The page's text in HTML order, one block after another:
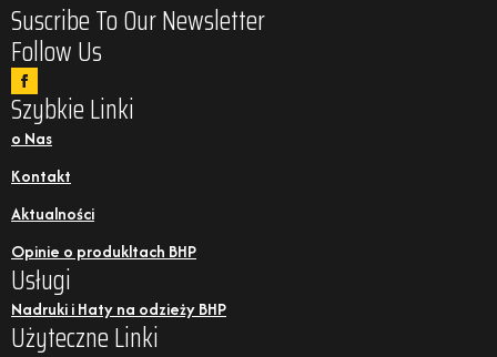
Suscribe To Our Newsletter
Follow Us
Szybkie Linki
o Nas
Kontakt
Aktualności
Opinie o produkltach BHP
Usługi
Nadruki i Haty na odzieży BHP
Użyteczne Linki